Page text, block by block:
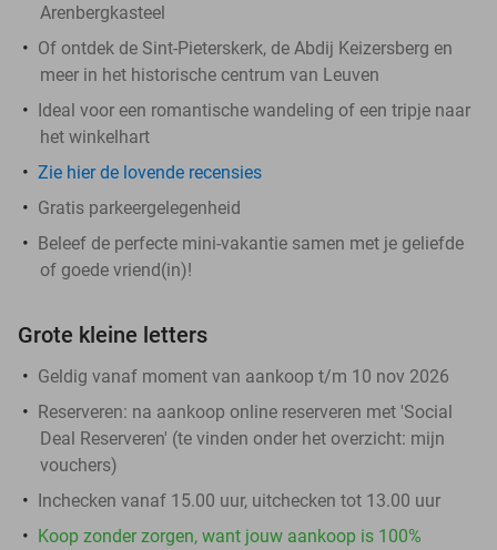
Arenbergkasteel
Of ontdek de Sint-Pieterskerk, de Abdij Keizersberg en
meer in het historische centrum van Leuven
Ideal voor een romantische wandeling of een tripje naar
het winkelhart
Zie hier de lovende recensies
Gratis parkeergelegenheid
Beleef de perfecte mini-vakantie samen met je geliefde
of goede vriend(in)!
Grote kleine letters
Geldig vanaf moment van aankoop t/m 10 nov 2026
Reserveren: na aankoop online reserveren met 'Social
Deal Reserveren' (te vinden onder het overzicht: mijn
vouchers)
Inchecken vanaf 15.00 uur, uitchecken tot 13.00 uur
Koop zonder zorgen, want jouw aankoop is 100%